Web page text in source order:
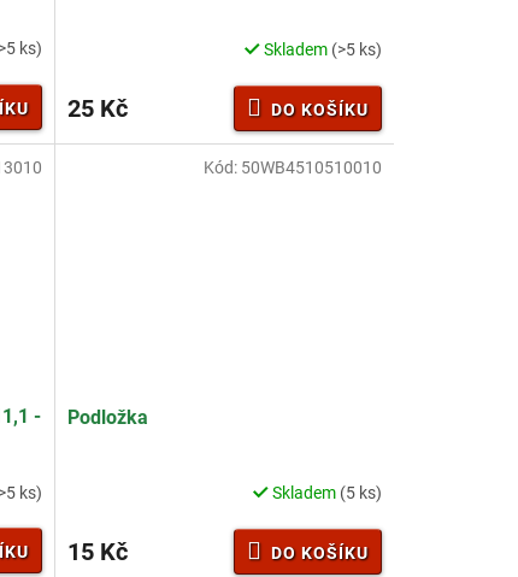
ks) Skladem (>5 ks)
25 Kč DO KOŠÍKU
-
ks)
Podložka
Skladem (5 ks)
15 Kč DO KOŠÍKU
Kód: 50WB4510510010